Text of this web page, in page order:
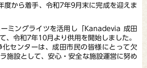
度から着手、令和7年9月末に完成を迎えま
ミングライツを活用し「Kanadevia 成田
、令和7年10月より供用を開始しました。
センターは、成田市民の皆様にとって欠
施設として、安心・安全な施設運営に努め